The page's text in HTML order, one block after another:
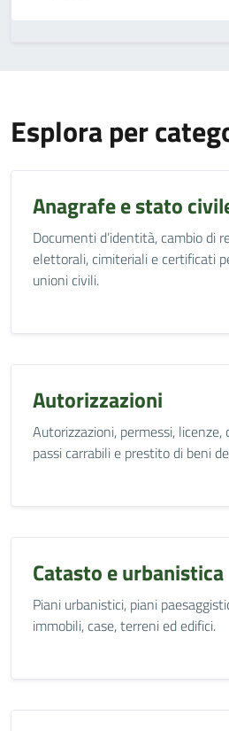
Esplora per
Anagrafe e stato
Documenti d’identità, cambio di
elettorali, cimiteriali e certificati
unioni civili.
Autorizzazioni
Autorizzazioni, permessi, licenze,
passi carrabili e prestito di beni
Catasto e urbanistica
Piani urbanistici, piani
immobili, case, terreni ed edifici.